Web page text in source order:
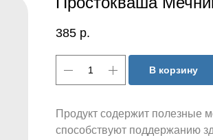
385 р.
В корзину
Продукт содержит полезные
способствуют поддержанию